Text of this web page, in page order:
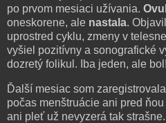
po prvom mesiaci užívania.
oneskorene, ale nastala.
uprostred cyklu, zmeny v
vyšiel pozitívny a sonografické
dozretý folikul. Iba jeden, ale bol!
Ďalší mesiac som
počas menštruácie ani pred
ani pleť už nevyzerá tak